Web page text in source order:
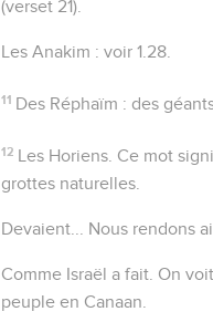
(verset 21).
Les Anakim : voir 1.28
11 Des Réphaïm : des
12 Les Horiens . Ce mot
grottes naturelles.
Devaient... Nous rendons
Comme Israël a fait . On
peuple en Canaan.